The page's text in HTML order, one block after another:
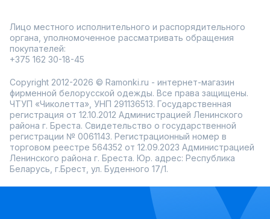
Лицо местного исполнительного и распорядительного
органа, уполномоченное рассматривать обращения
покупателей:
+375 162 30-18-45
Copyright 2012-2026 © Ramonki.ru - интернет-магазин
фирменной белорусской одежды. Все права защищены.
ЧТУП «Чиколетта», УНП 291136513. Государственная
регистрация от 12.10.2012 Администрацией Ленинского
района г. Бреста. Свидетельство о государственной
регистрации № 0061143. Регистрационный номер в
торговом реестре 564352 от 12.09.2023 Администрацией
Ленинского района г. Бреста. Юр. адрес: Республика
Беларусь, г.Брест, ул. Буденного 17/1.